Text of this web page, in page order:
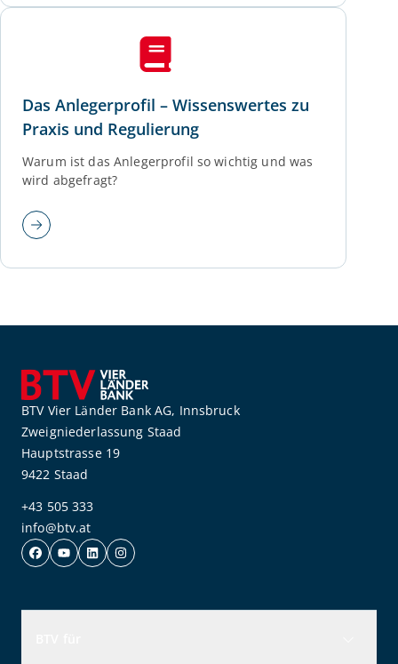
Das Anlegerprofil – Wissenswertes zu
Praxis und Regulierung
Warum ist das Anlegerprofil so wichtig und was
wird abgefragt?
BTV Vier Länder Bank AG, Innsbruck
Zweigniederlassung Staad
Hauptstrasse 19
9422 Staad
+43 505 333
info@btv.at